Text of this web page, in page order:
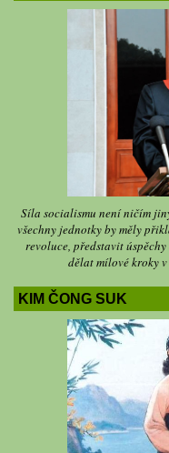
Síla socialismu není ničím
všechny jednotky by měly
revoluce, představit
dělat mílové kroky
KIM ČONG SUK